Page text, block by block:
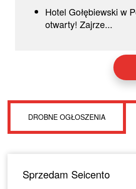
Hotel Gołębiewski w
otwarty! Zajrze...
DROBNE OGŁOSZENIA
Sprzedam Seicento